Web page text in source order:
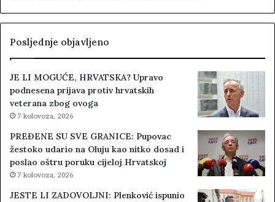
Posljednje objavljeno
JE LI MOGUĆE, HRVATSKA? Upravo
podnesena prijava protiv hrvatskih
veterana zbog ovoga
7 kolovoza, 2026
PREĐENE SU SVE GRANICE: Pupovac
žestoko udario na Oluju kao nitko dosad i
poslao oštru poruku cijeloj Hrvatskoj
7 kolovoza, 2026
JESTE LI ZADOVOLJNI: Plenković ispunio